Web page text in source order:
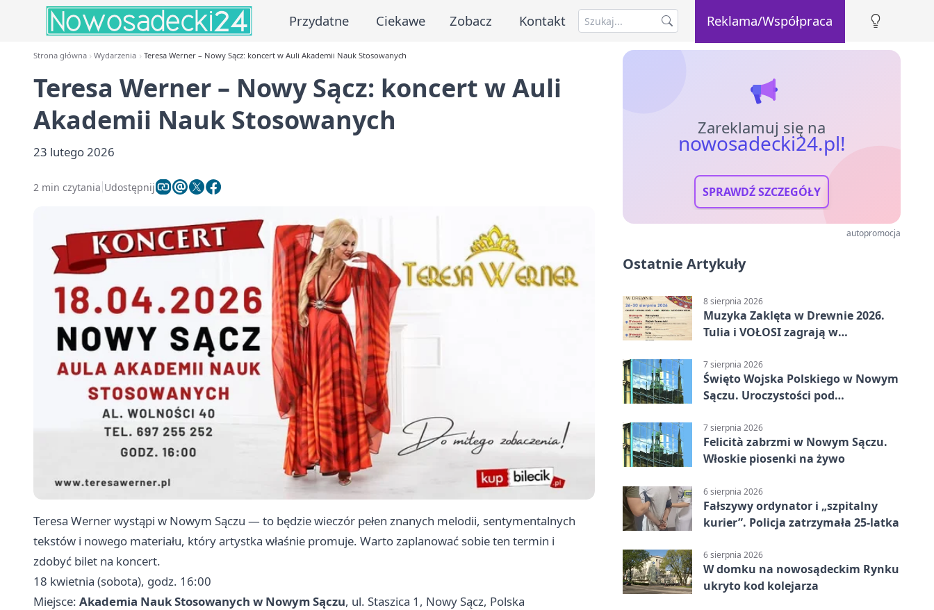
Przydatne Ciekawe Zobacz Kontakt Reklama/Współpraca
Strona główna Wydarzenia Teresa Werner – Nowy Sącz: koncert w Auli Akademii Nauk Stosowanych
Teresa Werner – Nowy Sącz: koncert w Auli
Akademii Nauk Stosowanych
23 lutego 2026
2 min czytania Udostępnij
Teresa Werner wystąpi w Nowym Sączu — to będzie wieczór pełen znanych melodii, sentymentalnych
tekstów i nowego materiału, który artystka właśnie promuje. Warto zaplanować sobie ten termin i
zdobyć bilet na koncert.
18 kwietnia (sobota), godz. 16:00
Miejsce: Akademia Nauk Stosowanych w Nowym Sączu, ul. Staszica 1, Nowy Sącz, Polska
Zareklamuj się na
nowosadecki24.pl!
SPRAWDŹ SZCZEGÓŁY
autopromocja
Ostatnie Artykuły
8 sierpnia 2026
Muzyka Zaklęta w Drewnie 2026.
Tulia i VOŁOSI zagrają w
7 sierpnia 2026
Święto Wojska Polskiego w Nowym
Sączu. Uroczystości pod
7 sierpnia 2026
Felicità zabrzmi w Nowym Sączu.
Włoskie piosenki na żywo
6 sierpnia 2026
Fałszywy ordynator i „szpitalny
kurier”. Policja zatrzymała 25-latka
6 sierpnia 2026
W domku na nowosądeckim Rynku
ukryto kod kolejarza